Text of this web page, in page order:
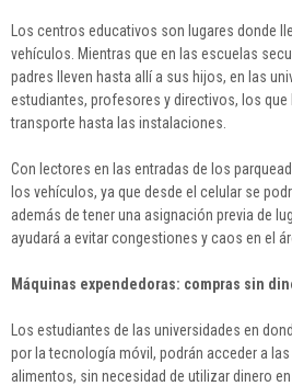
Los centros educativos son lugares donde
vehículos. Mientras que en las escuelas
padres lleven hasta allí a sus hijos, en las
estudiantes, profesores y directivos, los que
transporte hasta las instalaciones.
Con lectores en las entradas de los
los vehículos, ya que desde el celular se
además de tener una asignación previa de
ayudará a evitar congestiones y caos en el
Máquinas expendedoras: compras sin
Los estudiantes de las universidades en
por la tecnología móvil, podrán acceder a
alimentos, sin necesidad de utilizar dinero